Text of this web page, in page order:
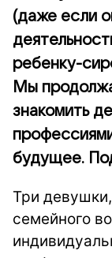
(даже если
ребенку-
Мы
знакомить
будущее.
Три
семейного